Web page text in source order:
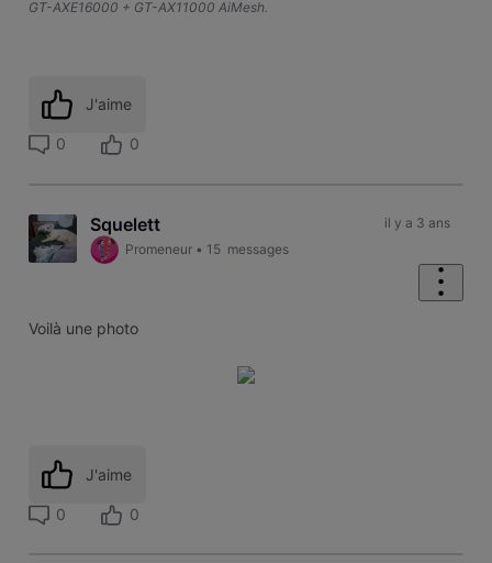
GT-AXE16000 + GT-AX11000 AiMesh.
J'aime
0 0
Squelett
Promeneur • 15 messages
il y a 3 ans
Voilà une photo
J'aime
0 0